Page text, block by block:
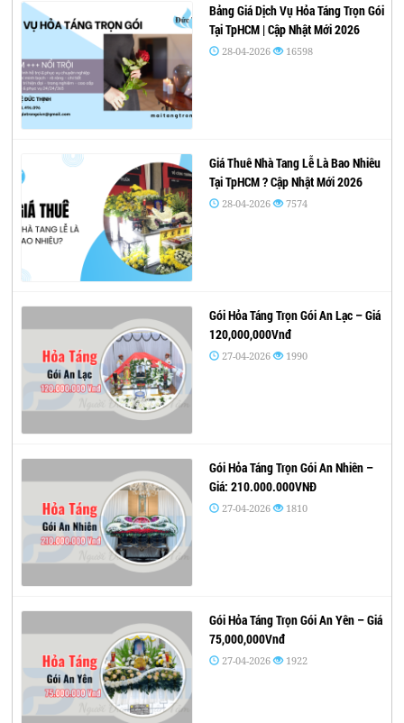
Bảng Giá Dịch Vụ Hỏa Táng Trọn Gói
Tại TpHCM | Cập Nhật Mới 2026
28-04-2026 16598
Giá Thuê Nhà Tang Lễ Là Bao Nhiêu
Tại TpHCM ? Cập Nhật Mới 2026
28-04-2026 7574
Gói Hỏa Táng Trọn Gói An Lạc – Giá
120,000,000Vnđ
27-04-2026 1990
Gói Hỏa Táng Trọn Gói An Nhiên –
Giá: 210.000.000VNĐ
27-04-2026 1810
Gói Hỏa Táng Trọn Gói An Yên – Giá
75,000,000Vnđ
27-04-2026 1922